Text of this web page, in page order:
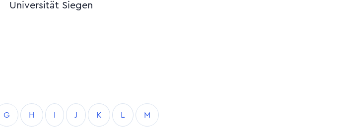
Universität Siegen
G H I J K L M